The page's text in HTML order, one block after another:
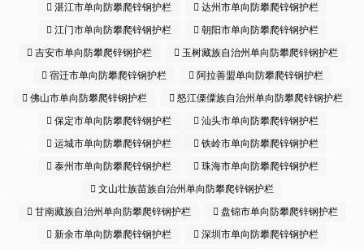
湛江市单向防攀爬锌钢护栏
达州市单向防攀爬锌钢护栏
江门市单向防攀爬锌钢护栏
朝阳市单向防攀爬锌钢护栏
吉安市单向防攀爬锌钢护栏
玉树藏族自治州单向防攀爬锌钢护栏
宿迁市单向防攀爬锌钢护栏
阿拉善盟单向防攀爬锌钢护栏
佛山市单向防攀爬锌钢护栏
怒江傈僳族自治州单向防攀爬锌钢护栏
保定市单向防攀爬锌钢护栏
汕头市单向防攀爬锌钢护栏
运城市单向防攀爬锌钢护栏
铁岭市单向防攀爬锌钢护栏
泰州市单向防攀爬锌钢护栏
珠海市单向防攀爬锌钢护栏
文山壮族苗族自治州单向防攀爬锌钢护栏
甘南藏族自治州单向防攀爬锌钢护栏
盘锦市单向防攀爬锌钢护栏
新余市单向防攀爬锌钢护栏
深圳市单向防攀爬锌钢护栏